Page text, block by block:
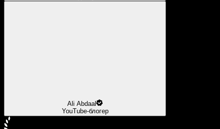
Ali Abdaal
YouTube-блогер